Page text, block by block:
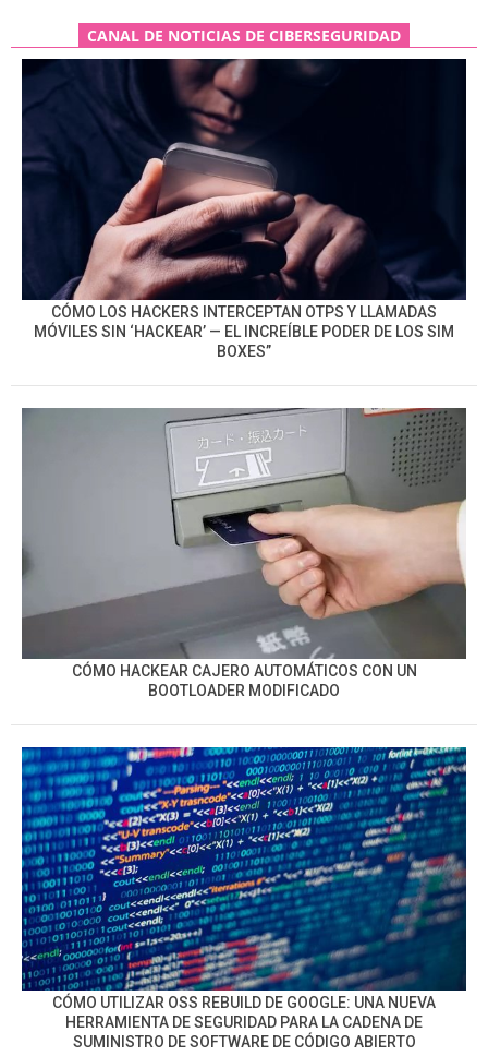
CANAL DE NOTICIAS DE CIBERSEGURIDAD
CÓMO LOS HACKERS INTERCEPTAN OTPS Y LLAMADAS
MÓVILES SIN ‘HACKEAR’ — EL INCREÍBLE PODER DE LOS SIM
BOXES”
CÓMO HACKEAR CAJERO AUTOMÁTICOS CON UN
BOOTLOADER MODIFICADO
CÓMO UTILIZAR OSS REBUILD DE GOOGLE: UNA NUEVA
HERRAMIENTA DE SEGURIDAD PARA LA CADENA DE
SUMINISTRO DE SOFTWARE DE CÓDIGO ABIERTO